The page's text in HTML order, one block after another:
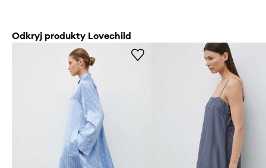
Odkryj produkty Lovechild